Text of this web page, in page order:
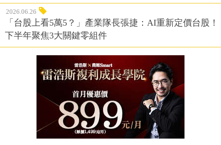
2026.06.26
「台股上看5萬5？」產業隊長張捷：AI重新定價台股！
下半年聚焦3大關鍵零組件